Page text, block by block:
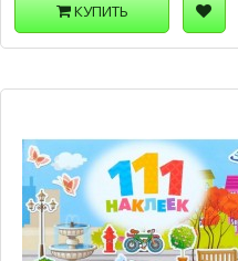
КУПИТЬ